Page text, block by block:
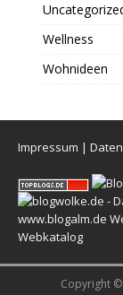
Wellness
Wohnideen
Impressum |
www.blogalm.de
Webkatalog
Copyright